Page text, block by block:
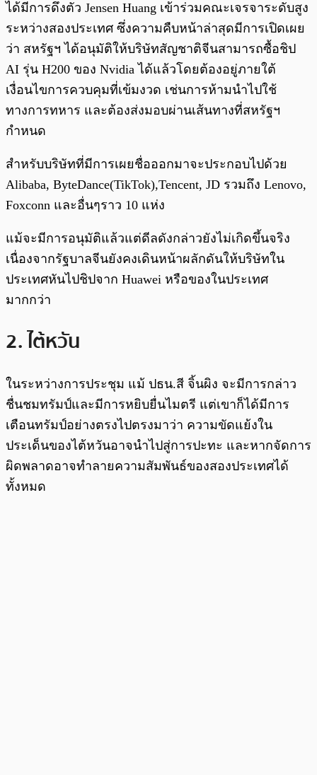
ได้มีการดึงตัว Jensen Huang เข้าร่วมคณะเจรจาระดับสูง
ระหว่างสองประเทศ ซึ่งความคืบหน้าล่าสุดมีการเปิดเผย
ว่า สหรัฐฯ ได้อนุมัติให้บริษัทสัญชาติจีนสามารถซื้อชิป
AI รุ่น H200 ของ Nvidia ได้แล้วโดยต้องอยู่ภายใต้
เงื่อนไขการควบคุมที่เข้มงวด เช่นการห้ามนำไปใช้
ทางการทหาร และต้องส่งมอบผ่านเส้นทางที่สหรัฐฯ
กำหนด
สำหรับบริษัทที่มีการเผยชื่อออกมาจะประกอบไปด้วย
Alibaba, ByteDance(TikTok),Tencent, JD รวมถึง Lenovo,
Foxconn และอื่นๆราว 10 แห่ง
แม้จะมีการอนุมัติแล้วแต่ดีลดังกล่าวยังไม่เกิดขึ้นจริง
เนื่องจากรัฐบาลจีนยังคงเดินหน้าผลักดันให้บริษัทใน
ประเทศหันไปชิปจาก Huawei หรือของในประเทศ
มากกว่า
2. ไต้หวัน
ในระหว่างการประชุม แม้ ปธน.สี จิ้นผิง จะมีการกล่าว
ชื่นชมทรัมป์และมีการหยิบยื่นไมตรี แต่เขาก็ได้มีการ
เตือนทรัมป์อย่างตรงไปตรงมาว่า ความขัดแย้งใน
ประเด็นของไต้หวันอาจนำไปสู่การปะทะ และหากจัดการ
ผิดพลาดอาจทำลายความสัมพันธ์ของสองประเทศได้
ทั้งหมด